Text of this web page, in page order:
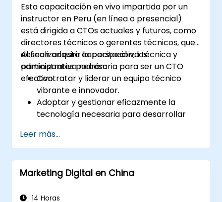
Esta capacitación en vivo impartida por un
instructor en Peru (en línea o presencial)
está dirigida a CTOs actuales y futuros, como
directores técnicos o gerentes técnicos, que
desean adquirir la perspectiva técnica y
administrativa necesaria para ser un CTO
efectivo.
Al finalizar esta capacitación, los
participantes podrán:
Contratar y liderar un equipo técnico
vibrante e innovador.
Adoptar y gestionar eficazmente la
tecnología necesaria para desarrollar
Aplicar técnicas y estrategias útiles para
gestionar productos y proyectos.
Escalar los negocios de la empresa y
orientarla en la dirección correcta.
Leer más...
Marketing Digital en China
14 Horas